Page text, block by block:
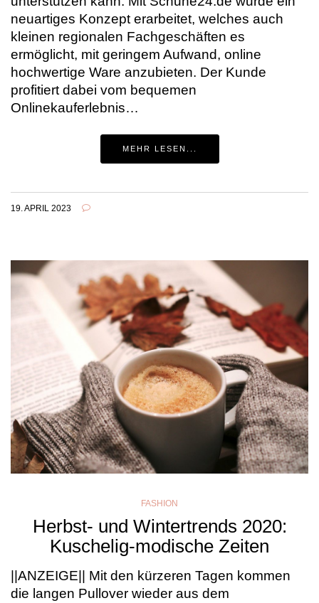
neuartiges Konzept erarbeitet, welches auch
kleinen regionalen Fachgeschäften es
ermöglicht, mit geringem Aufwand, online
hochwertige Ware anzubieten. Der Kunde
profitiert dabei vom bequemen
Onlinekauferlebnis…
MEHR LESEN...
19. APRIL 2023
FASHION
Herbst- und Wintertrends 2020:
Kuschelig-modische Zeiten
||ANZEIGE|| Mit den kürzeren Tagen kommen
die langen Pullover wieder aus dem